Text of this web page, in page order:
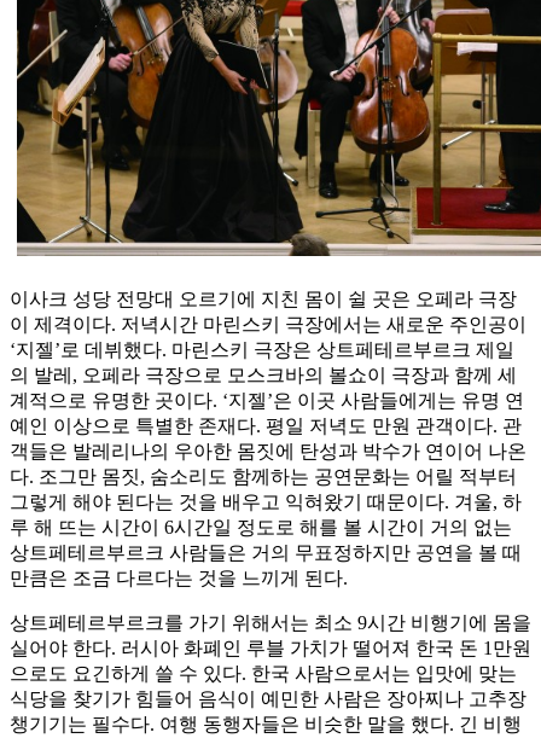
이사크 성당 전망대 오르기에 지친 몸이 쉴 곳은 오페라 극장
이 제격이다. 저녁시간 마린스키 극장에서는 새로운 주인공이
‘지젤’로 데뷔했다. 마린스키 극장은 상트페테르부르크 제일
의 발레, 오페라 극장으로 모스크바의 볼쇼이 극장과 함께 세
계적으로 유명한 곳이다. ‘지젤’은 이곳 사람들에게는 유명 연
예인 이상으로 특별한 존재다. 평일 저녁도 만원 관객이다. 관
객들은 발레리나의 우아한 몸짓에 탄성과 박수가 연이어 나온
다. 조그만 몸짓, 숨소리도 함께하는 공연문화는 어릴 적부터
그렇게 해야 된다는 것을 배우고 익혀왔기 때문이다. 겨울, 하
루 해 뜨는 시간이 6시간일 정도로 해를 볼 시간이 거의 없는
상트페테르부르크 사람들은 거의 무표정하지만 공연을 볼 때
만큼은 조금 다르다는 것을 느끼게 된다.
상트페테르부르크를 가기 위해서는 최소 9시간 비행기에 몸을
실어야 한다. 러시아 화폐인 루블 가치가 떨어져 한국 돈 1만원
으로도 요긴하게 쓸 수 있다. 한국 사람으로서는 입맛에 맞는
식당을 찾기가 힘들어 음식이 예민한 사람은 장아찌나 고추장
챙기기는 필수다. 여행 동행자들은 비슷한 말을 했다. 긴 비행